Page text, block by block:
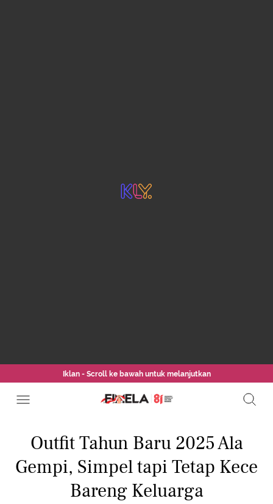
Iklan - Scroll ke bawah untuk melanjutkan
Outfit Tahun Baru 2025 Ala
Gempi, Simpel tapi Tetap Kece
Bareng Keluarga